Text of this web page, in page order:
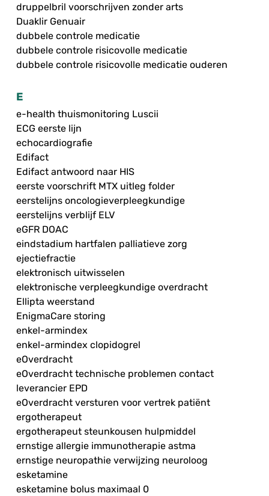
druppelbril voorschrijven zonder arts
Duaklir Genuair
dubbele controle medicatie
dubbele controle risicovolle medicatie
dubbele controle risicovolle medicatie ouderen
E
e-health thuismonitoring Luscii
ECG eerste lijn
echocardiografie
Edifact
Edifact antwoord naar HIS
eerste voorschrift MTX uitleg folder
eerstelijns oncologieverpleegkundige
eerstelijns verblijf ELV
eGFR DOAC
eindstadium hartfalen palliatieve zorg
ejectiefractie
elektronisch uitwisselen
elektronische verpleegkundige overdracht
Ellipta weerstand
EnigmaCare storing
enkel-armindex
enkel-armindex clopidogrel
eOverdracht
eOverdracht technische problemen contact
leverancier EPD
eOverdracht versturen voor vertrek patiënt
ergotherapeut
ergotherapeut steunkousen hulpmiddel
ernstige allergie immunotherapie astma
ernstige neuropathie verwijzing neuroloog
esketamine
esketamine bolus maximaal 0